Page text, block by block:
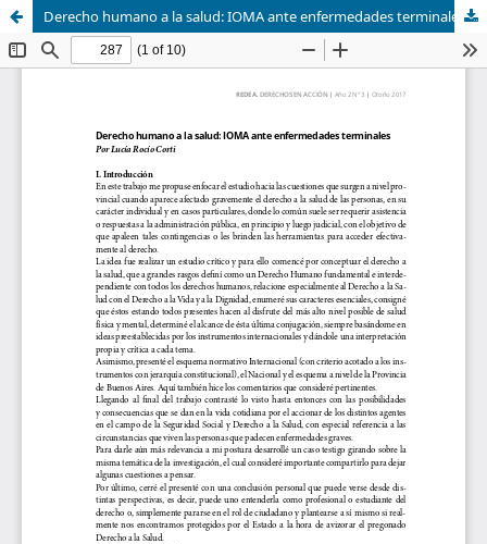
Derecho humano a la salud: IOMA ante enfermedades terminales